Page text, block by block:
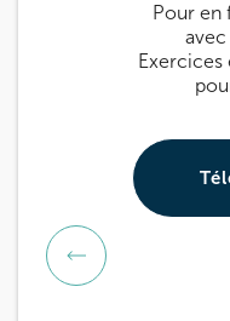
Pour en
avec
Exercices